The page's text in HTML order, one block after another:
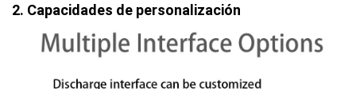
2. Capacidades de personalización